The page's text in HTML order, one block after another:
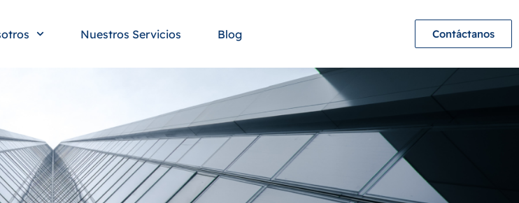
Nuestros Servicios Blog Contáctanos